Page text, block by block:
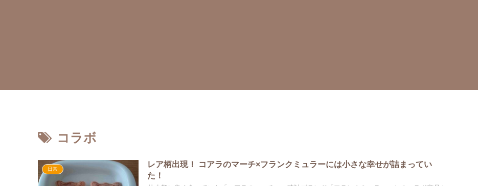
コラボ
日常
レア柄出現！ コアラのマーチ×フランクミュラーには小さな幸せが詰まってい
た！